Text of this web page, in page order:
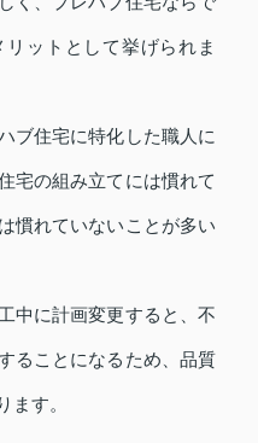
ットとして挙げられま
ブ住宅に特化した職人に
宅の組み立てには慣れて
慣れていないことが多い
中に計画変更すると、不
ることになるため、品質
ます。